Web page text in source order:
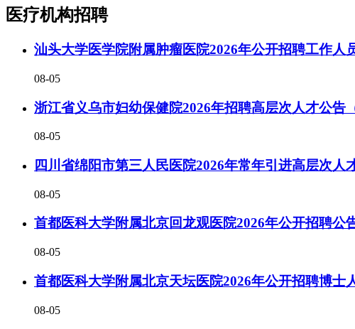
医疗机构招聘
汕头大学医学院附属肿瘤医院2026年公开招聘工作人
08-05
浙江省义乌市妇幼保健院2026年招聘高层次人才公告
08-05
四川省绵阳市第三人民医院2026年常年引进高层次人
08-05
首都医科大学附属北京回龙观医院2026年公开招聘公
08-05
首都医科大学附属北京天坛医院2026年公开招聘博士
08-05